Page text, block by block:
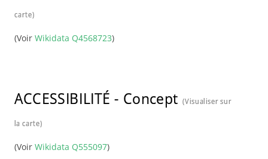
carte)
(Voir Wikidata Q4568723)
ACCESSIBILITÉ - Concept (Visualiser sur
la carte)
(Voir Wikidata Q555097)